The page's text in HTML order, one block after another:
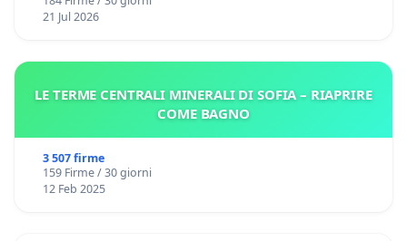
21 Jul 2026
LE TERME CENTRALI MINERALI DI SOFIA – RIAPRIRE
COME BAGNO
3 507 firme
159 Firme / 30 giorni
12 Feb 2025